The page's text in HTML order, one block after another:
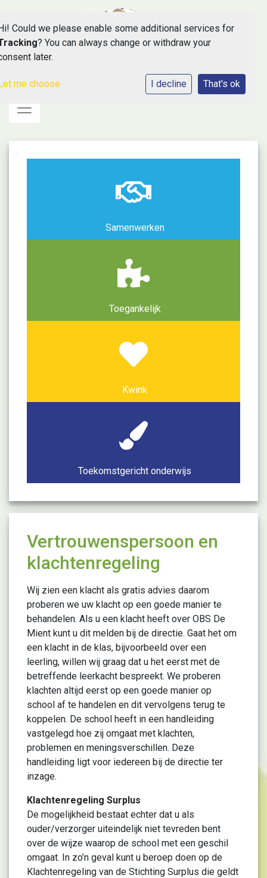
Toggle navigation
Samenwerken
Toegankelijk
Kwink
Toekomstgericht onderwijs
Vertrouwenspersoon en
klachtenregeling
Wij zien een klacht als gratis advies daarom
proberen we uw klacht op een goede manier te
behandelen. Als u een klacht heeft over OBS De
Mient kunt u dit melden bij de directie. Gaat het om
een klacht in de klas, bijvoorbeeld over een
leerling, willen wij graag dat u het eerst met de
betreffende leerkacht bespreekt. We proberen
klachten altijd eerst op een goede manier op
school af te handelen en dit vervolgens terug te
koppelen. De school heeft in een handleiding
vastgelegd hoe zij omgaat met klachten,
problemen en meningsverschillen. Deze
handleiding ligt voor iedereen bij de directie ter
inzage.
Klachtenregeling Surplus
De mogelijkheid bestaat echter dat u als
ouder/verzorger uiteindelijk niet tevreden bent
over de wijze waarop de school met een geschil
omgaat. In zo’n geval kunt u beroep doen op de
Klachtenregeling van de Stichting Surplus die geldt
Could we please enable some additional services for
? You can always change or withdraw your
later.
me choose I decline That's ok